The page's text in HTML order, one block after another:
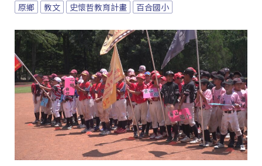
原鄉 教文 史懷哲教育計畫 百合國小